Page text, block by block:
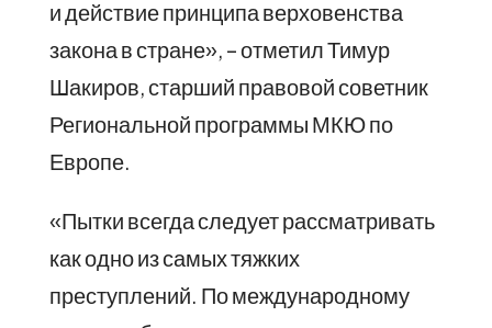
и действие принципа верховенства
закона в стране», – отметил Тимур
Шакиров, старший правовой советник
Региональной программы МКЮ по
Европе.
«Пытки всегда следует рассматривать
как одно из самых тяжких
преступлений. По международному